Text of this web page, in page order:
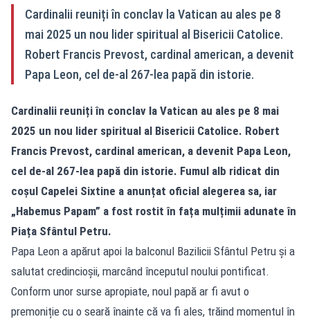
Cardinalii reuniți în conclav la Vatican au ales pe 8
mai 2025 un nou lider spiritual al Bisericii Catolice.
Robert Francis Prevost, cardinal american, a devenit
Papa Leon, cel de-al 267-lea papă din istorie.
Cardinalii reuniți în conclav la Vatican au ales pe 8 mai
2025 un nou lider spiritual al Bisericii Catolice. Robert
Francis Prevost, cardinal american, a devenit Papa Leon,
cel de-al 267-lea papă din istorie. Fumul alb ridicat din
coșul Capelei Sixtine a anunțat oficial alegerea sa, iar
„Habemus Papam” a fost rostit în fața mulțimii adunate în
Piața Sfântul Petru.
Papa Leon a apărut apoi la balconul Bazilicii Sfântul Petru și a
salutat credincioșii, marcând începutul noului pontificat.
Conform unor surse apropiate, noul papă ar fi avut o
premoniție cu o seară înainte că va fi ales, trăind momentul în